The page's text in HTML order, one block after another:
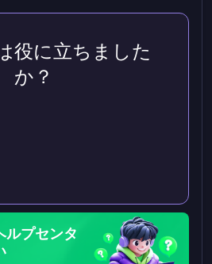
役に立ちました
か？
ルプセンタ